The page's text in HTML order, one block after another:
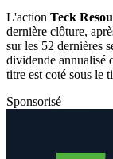
L'action Teck
dernière clôture,
sur les 52 dernières
dividende annualisé
titre est coté sous le
Sponsorisé